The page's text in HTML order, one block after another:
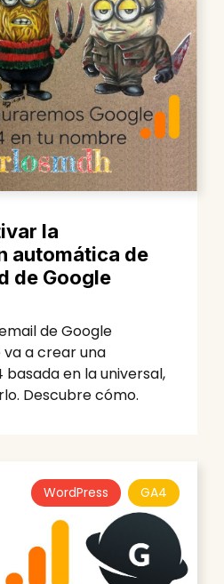
la
automática de
de Google
de Google
a crear una
en la universal,
Descubre cómo.
WordPress GA4